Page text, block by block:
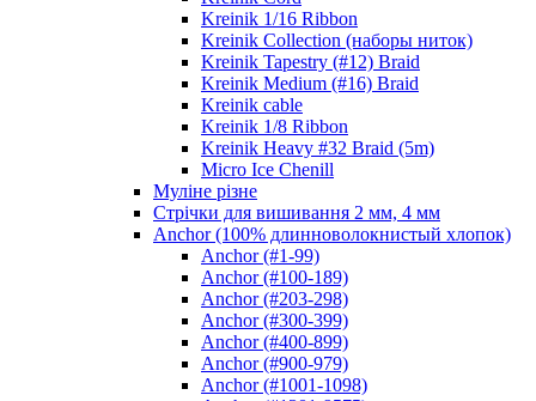
Kreinik 1/16 Ribbon
Kreinik Collection (наборы ниток)
Kreinik Tapestry (#12) Braid
Kreinik Medium (#16) Braid
Kreinik cable
Kreinik 1/8 Ribbon
Kreinik Heavy #32 Braid (5m)
Micro Ice Chenill
Муліне різне
Стрічки для вишивання 2 мм, 4 мм
Anchor (100% длинноволокнистый хлопок)
Anchor (#1-99)
Anchor (#100-189)
Anchor (#203-298)
Anchor (#300-399)
Anchor (#400-899)
Anchor (#900-979)
Anchor (#1001-1098)